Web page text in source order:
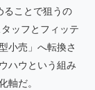
ることで狙うの
ッフとフィッテ
小売」へ転換さ
ハウという組み
軸だ。